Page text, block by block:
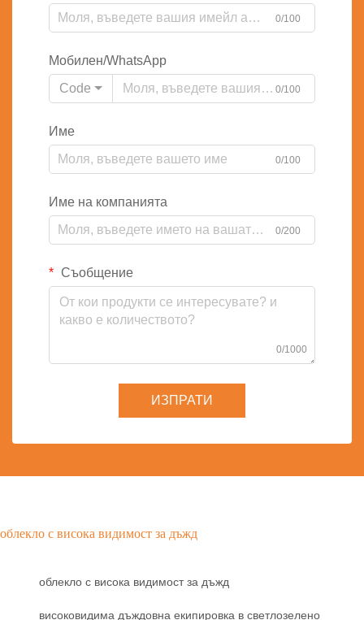
0/100
Мобилен/WhatsApp
Code
0/100
Име
0/100
Име на компанията
0/200
Съобщение
0/1000
ИЗПРАТИ
облекло с висока видимост за дъжд
облекло с висока видимост за дъжд
високовидима дъждовна екипировка в светлозелено